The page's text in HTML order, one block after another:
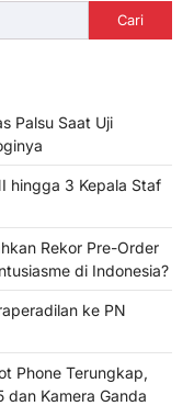
Cari
Palsu Saat Uji
hingga 3 Kepala Staf
Rekor Pre-Order
di Indonesia?
ke PN
Phone Terungkap,
dan Kamera Ganda